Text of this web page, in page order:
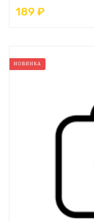
189 ₽
НОВИНКА